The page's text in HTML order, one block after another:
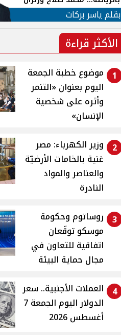
الهوية في الشارع التركي
بقلم ياسر بركات
الأكثر قراءة
1
موضوع خطبة الجمعة
اليوم بعنوان «التنمر
وأثره على شخصية
الإنسان»
2
وزير الكهرباء: مصر
غنية بالخامات الأرضيّة
والعناصر والمواد
النادرة
3 روساتوم وحكومة
موسكو توقّعان
اتفاقية للتعاون في
مجال حماية البيئة
4
العملات الأجنبية.. سعر
الدولار اليوم الجمعة 7
أغسطس 2026